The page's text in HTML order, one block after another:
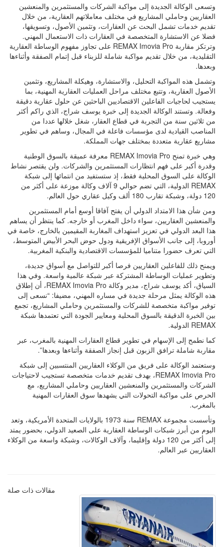
وتسعى الوكالة الجديدة إلى مواكبة الشركات والمستثمرين والمنعشين
العقاريين وحاملي المشاريع في مختلف معاملاتهم العقارية، من خلال
تقديم خدمات تشمل البحث عن العقارات، وتثمين الأصول، وتسويقها،
فضلا عن الاستشارة المتخصصة في العقارات ذات الاستعمال المهني.
وترتكز مقاربة REMAX Imovia Pro على تجاوز مفهوم الوساطة العقارية
التقليدية، من خلال تقديم مواكبة شاملة للزبناء قبل إتمام الصفقة وأثناءها
وبعدها.
وتشمل هذه المواكبة التحليل، والاستشارة، وهيكلة المشاريع، وتثمين
الأصول العقارية، وتتبع مختلف مراحل العمليات العقارية المهنية، بما
يستجيب لحاجيات الفاعلين الاقتصاديين الباحثين عن حلول عقارية دقيقة
وفعالة. وتستند الوكالة الجديدة إلى خبرة يوسف شراج، الذي راكم أكثر
من ثلاثين سنة من التجربة في قطاع العقار، شغل خلالها عددا من
المناصب القيادية لدى مؤسسات فاعلة في المجال، وساهم في تطوير
مشاريع عقارية متعددة بمختلف جهات المملكة.
وهي خبرة تمنح REMAX Imovia Pro معرفة عميقة بالسوق الوطنية
وقدرة أكبر على فهم انتظارات المستثمرين والشركات. ولن يقتصر نشاط
الوكالة على السوق المحلية فقط، إذ ستستفيد من انتمائها إلى شبكة
REMAX الدولية، التي تضم حوالي 9 آلاف وكالة موزعة على أكثر من
120 دولة، وشبكة تقارب 180 ألف وكيل عقاري حول العالم.
ومن شأن هذا الامتداد الدولي أن يفتح آفاقا أوسع أمام المستثمرين
والمنعشين العقاريين، سواء داخل المغرب أو خارجه. كما ينتظر أن يساهم
هذا البعد الدولي في تعزيز استهداف المغاربة المقيمين بالخارج، خاصة في
أوروبا، إلى جانب الأسواق الإفريقية ودول حوض البحر الأبيض المتوسط،
التي تعرف حضورا متناميا للمؤسسات الاقتصادية والبنكية المغربية.
ويمنح ذلك للفاعلين العقاريين فرصا أكبر للتواصل مع أسواق جديدة،
وتطوير عمليات الوساطة المشتركة عبر شبكة عالمية واسعة. وفي هذا
السياق، أكد يوسف شراج، مدير وكالة REMAX Imovia Pro، أن إطلاق
هذه الوكالة يمثل مرحلة جديدة في مساره المهني، مضيفا: “نسعى إلى
توفير مواكبة متخصصة للشركات والمستثمرين وحاملي المشاريع، تجمع
بين الخبرة الدقيقة بالسوق المحلية ومعايير الجودة التي تعتمدها شبكة
REMAX الدولية.
كما نطمح إلى الإسهام في تطوير قطاع العقارات المهنية بالمغرب، عبر
مقاربة شاملة ترافق الزبون قبل إنجاز الصفقة وأثناءها وبعدها”.
وستعتمد الوكالة على فريق من الوكلاء العقاريين المنتسبين إلى شبكة
REMAX Imovia Pro، بهدف تقديم خدمات متخصصة تستجيب لاحتياجات
الشركات والمستثمرين والمنعشين العقاريين وحاملي المشاريع، مع
الحرص على مواكبة التحولات التي يشهدها سوق العقارات المهنية
بالمغرب.
وتأسست مجموعة REMAX سنة 1973 بالولايات المتحدة الأمريكية، وتعد
اليوم من أبرز شبكات الوساطة العقارية على الصعيد الدولي، بحضور يمتد
إلى أكثر من 120 دولة وإقليما، وآلاف الوكالات، وشبكة واسعة من الوكلاء
العقاريين عبر العالم.
مقالات ذات صلة